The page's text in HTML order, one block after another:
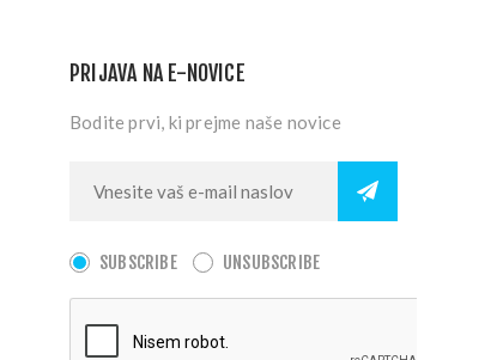
PRIJAVA NA E-NOVICE
Bodite prvi, ki prejme naše novice
SUBSCRIBE UNSUBSCRIBE